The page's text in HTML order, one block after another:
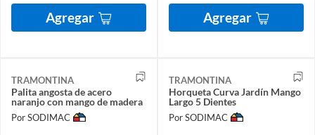
Agregar Agregar
TRAMONTINA
Palita angosta de acero
naranjo con mango de madera
Por SODIMAC
TRAMONTINA
Horqueta Curva Jardín Mango
Largo 5 Dientes
Por SODIMAC